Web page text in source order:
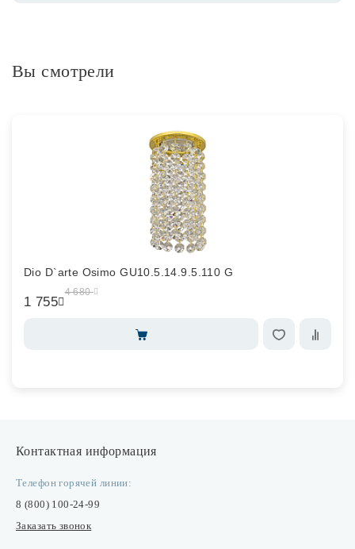
Вы смотрели
Dio D`arte Osimo GU10.5.14.9.5.110 G
4 680
1 755
Контактная информация
Телефон горячей линии:
8 (800) 100-24-99
Заказать звонок